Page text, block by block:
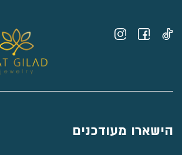
הישארו מעודכנים